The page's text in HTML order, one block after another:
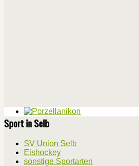
Sport in Selb
SV Union Selb
Eishockey
sonstige Sportarten